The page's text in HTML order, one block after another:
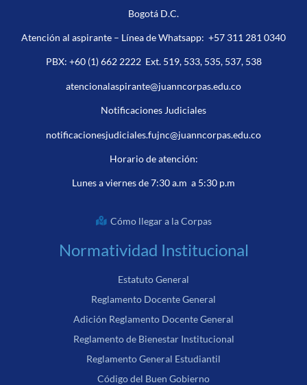
Bogotá D.C.
Atención al aspirante – Línea de Whatsapp: +57 311 281 0340
PBX: +60 (1) 662 2222Ext. 519, 533, 535, 537, 538
atencionalaspirante@juanncorpas.edu.co
Notificaciones Judiciales
notificacionesjudiciales.fujnc@juanncorpas.edu.co
Horario de atención:
Lunes a viernes de 7:30 a.m a 5:30 p.m
Cómo llegar a la Corpas
Normatividad Institucional
Estatuto General
Reglamento Docente General
Adición Reglamento Docente General
Reglamento de Bienestar Institucional
Reglamento General Estudiantil
Código del Buen Gobierno